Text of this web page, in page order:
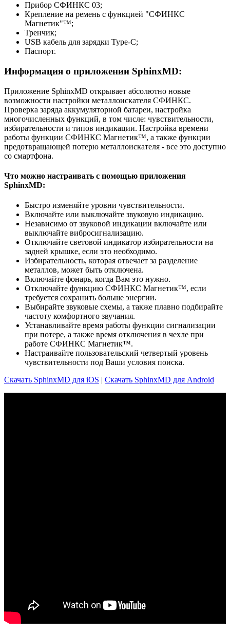
Прибор СФИНКС 03;
Крепление на ремень с функцией "СФИНКС
Магнетик"™;
Тренчик;
USB кабель для зарядки Type-C;
Паспорт.
Информация о приложении SphinxMD:
Приложение SphinxMD открывает абсолютно новые
возможности настройки металлоискателя СФИНКС.
Проверка заряда аккумуляторной батареи, настройка
многочисленных функций, в том числе: чувствительности,
избирательности и типов индикации. Настройка времени
работы функции СФИНКС Магнетик™, а также функции
предотвращающей потерю металлоискателя - все это доступно
со смартфона.
Что можно настраивать с помощью приложения
SphinxMD:
Быстро изменяйте уровни чувствительности.
Включайте или выключайте звуковую индикацию.
Независимо от звуковой индикации включайте или
выключайте вибросигнализацию.
Отключайте световой индикатор избирательности на
задней крышке, если это необходимо.
Избирательность, которая отвечает за разделение
металлов, может быть отключена.
Включайте фонарь, когда Вам это нужно.
Отключайте функцию СФИНКС Магнетик™, если
требуется сохранить больше энергии.
Выбирайте звуковые схемы, а также плавно подбирайте
частоту комфортного звучания.
Устанавливайте время работы функции сигнализации
при потере, а также время отключения в чехле при
работе СФИНКС Магнетик™.
Настраивайте пользовательский четвертый уровень
чувствительности под Ваши условия поиска.
Скачать SphinxMD для iOS | Скачать SphinxMD для Android